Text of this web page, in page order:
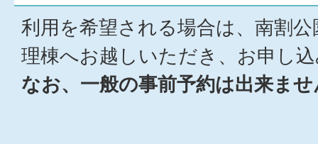
利用を希望される場合は、南割
理棟へお越しいただき、お申し
なお、一般の事前予約は出来ま